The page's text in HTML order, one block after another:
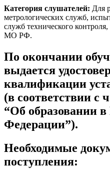
Категория слушателей: Для
метрологических служб,
служб технического
МО РФ.
По окончании
выдается
квалификации
(в соответствии с
“Об образовании
Федерации”).
Необходимые
поступления: